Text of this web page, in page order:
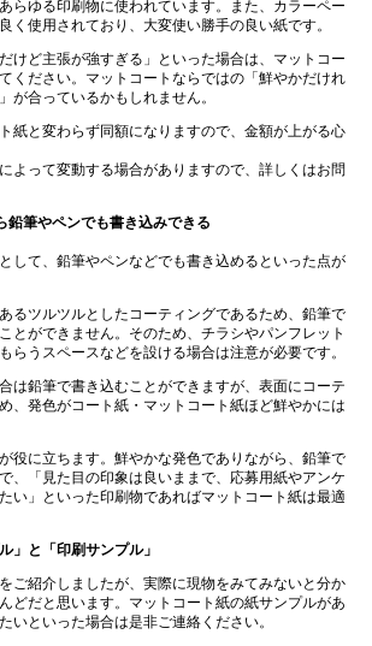
らゆる印刷物に使われています。また、カラーペー
く使用されており、大変使い勝手の良い紙です。
けど主張が強すぎる」といった場合は、マットコー
ください。マットコートならではの「鮮やかだけれ
が合っているかもしれません。
紙と変わらず同額になりますので、金額が上がる心
よって変動する場合がありますので、詳しくはお問
鉛筆やペンでも書き込みできる
して、鉛筆やペンなどでも書き込めるといった点が
るツルツルとしたコーティングであるため、鉛筆で
とができません。そのため、チラシやパンフレット
らうスペースなどを設ける場合は注意が必要です。
は鉛筆で書き込むことができますが、表面にコーテ
、発色がコート紙・マットコート紙ほど鮮やかには
役に立ちます。鮮やかな発色でありながら、鉛筆で
、「見た目の印象は良いままで、応募用紙やアンケ
い」といった印刷物であればマットコート紙は最適
」と「印刷サンプル」
ご紹介しましたが、実際に現物をみてみないと分か
どだと思います。マットコート紙の紙サンプルがあ
いといった場合は是非ご連絡ください。